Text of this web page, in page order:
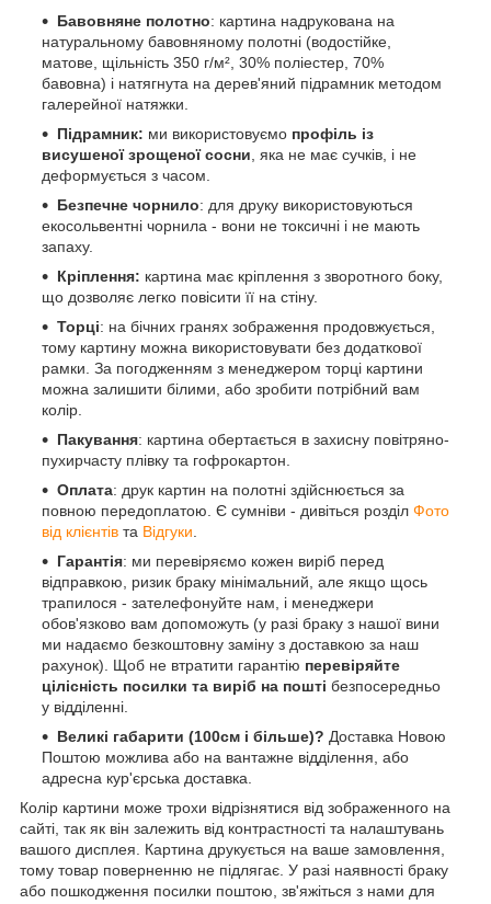
Бавовняне полотно: картина надрукована на
натуральному бавовняному полотні (водостійке,
матове, щільність 350 г/м², 30% поліестер, 70%
бавовна) і натягнута на дерев'яний підрамник методом
галерейної натяжки.
Підрамник: ми використовуємо профіль із
висушеної зрощеної сосни, яка не має сучків, і не
деформується з часом.
Безпечне чорнило: для друку використовуються
екосольвентні чорнила - вони не токсичні і не мають
запаху.
Кріплення: картина має кріплення з зворотного боку,
що дозволяє легко повісити її на стіну.
Торці: на бічних гранях зображення продовжується,
тому картину можна використовувати без додаткової
рамки. За погодженням з менеджером торці картини
можна залишити білими, або зробити потрібний вам
колір.
Пакування: картина обертається в захисну повітряно-
пухирчасту плівку та гофрокартон.
Оплата: друк картин на полотні здійснюється за
повною передоплатою. Є сумніви - дивіться розділ Фото
від клієнтів та Відгуки.
Гарантія: ми перевіряємо кожен виріб перед
відправкою, ризик браку мінімальний, але якщо щось
трапилося - зателефонуйте нам, і менеджери
обов'язково вам допоможуть (у разі браку з нашої вини
ми надаємо безкоштовну заміну з доставкою за наш
рахунок). Щоб не втратити гарантію перевіряйте
цілісність посилки та виріб на пошті безпосередньо
у відділенні.
Великі габарити (100см і більше)? Доставка Новою
Поштою можлива або на вантажне відділення, або
адресна кур'єрська доставка.
Колір картини може трохи відрізнятися від зображенного на
сайті, так як він залежить від контрастності та налаштувань
вашого дисплея. Картина друкується на ваше замовлення,
тому товар поверненню не підлягає. У разі наявності браку
або пошкодження посилки поштою, зв'яжіться з нами для